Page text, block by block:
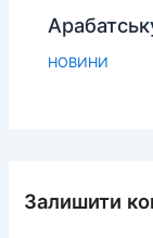
НОВИНИ
Залишити